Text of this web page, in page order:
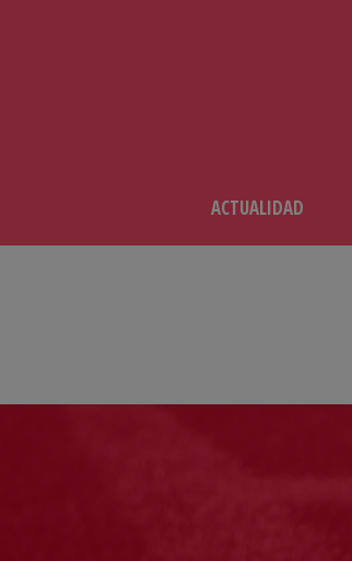
ACTUALIDAD